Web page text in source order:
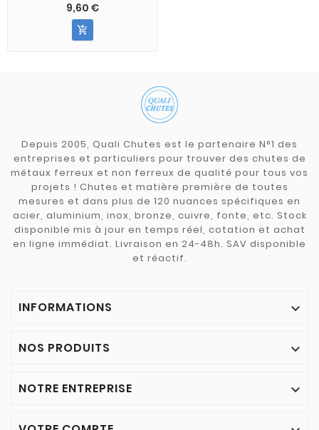
9,60 €

Depuis 2005, Quali Chutes est le partenaire N°1 des
entreprises et particuliers pour trouver des chutes de
métaux ferreux et non ferreux de qualité pour tous vos
projets ! Chutes et matière première de toutes
mesures et dans plus de 120 nuances spécifiques en
acier, aluminium, inox, bronze, cuivre, fonte, etc. Stock
disponible mis à jour en temps réel, cotation et achat
en ligne immédiat. Livraison en 24-48h. SAV disponible
et réactif.
INFORMATIONS 
NOS PRODUITS 
NOTRE ENTREPRISE 